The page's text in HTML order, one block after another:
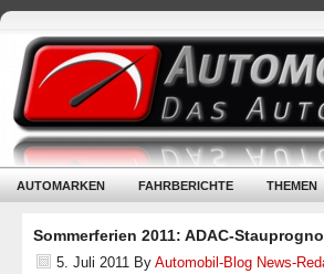
AUTOMARKEN FAHRBERICHTE THEMEN
Sommerferien 2011: ADAC-
5. Juli 2011 By Automobil-Blog News-